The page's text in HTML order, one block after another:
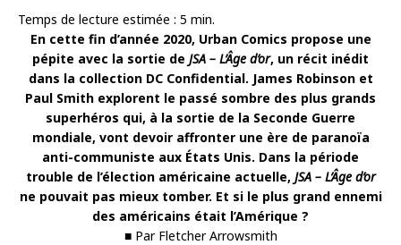
Temps de lecture estimée : 5 min.
En cette fin d’année 2020, Urban Comics propose une
pépite avec la sortie de JSA – L’Âge d’or, un récit inédit
dans la collection DC Confidential. James Robinson et
Paul Smith explorent le passé sombre des plus grands
superhéros qui, à la sortie de la Seconde Guerre
mondiale, vont devoir affronter une ère de paranoïa
anti-communiste aux États Unis. Dans la période
trouble de l’élection américaine actuelle, JSA – L’Âge d’or
ne pouvait pas mieux tomber. Et si le plus grand ennemi
des américains était l’Amérique ?
■ Par Fletcher Arrowsmith